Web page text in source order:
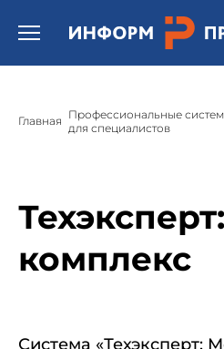
Открыть бургер меню.
Главная Профессиональные
для специалистов
комплекс
Система «Техэксперт: